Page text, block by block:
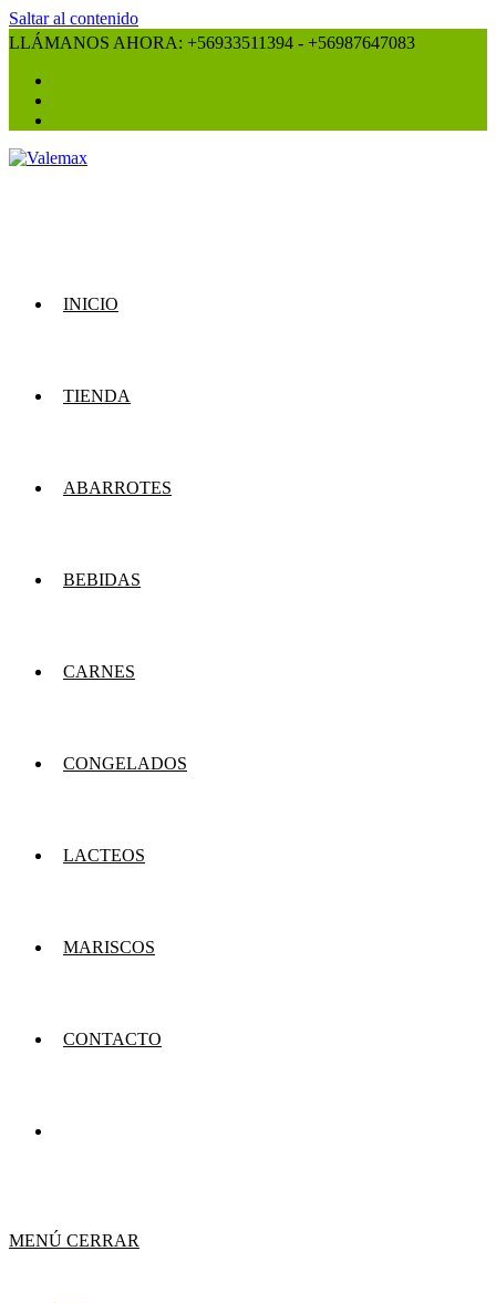
Saltar al contenido
LLÁMANOS AHORA: +56933511394 - +56987647083
INICIO
TIENDA
ABARROTES
BEBIDAS
CARNES
CONGELADOS
LACTEOS
MARISCOS
CONTACTO
MENÚ CERRAR